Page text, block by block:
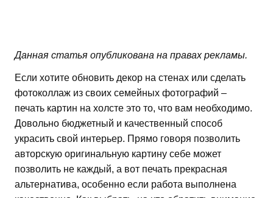
Данная статья опубликована на правах рекламы.
Если хотите обновить декор на стенах или сделать
фотоколлаж из своих семейных фотографий –
печать картин на холсте это то, что вам необходимо.
Довольно бюджетный и качественный способ
украсить свой интерьер. Прямо говоря позволить
авторскую оригинальную картину себе может
позволить не каждый, а вот печать прекрасная
альтернатива, особенно если работа выполнена